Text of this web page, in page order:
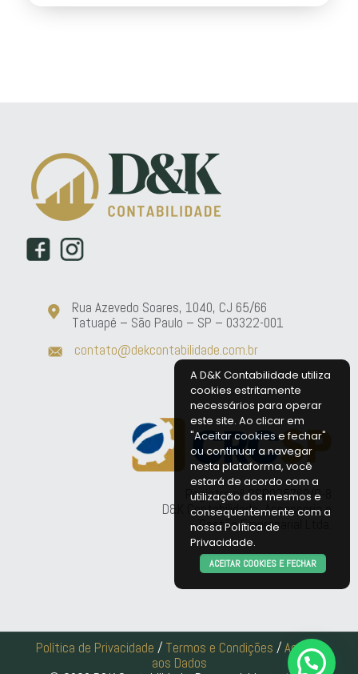
Rua Azevedo Soares, 1040, CJ 65/66
Tatuapé – São Paulo – SP – 03322-001
contato@dekcontabilidade.com.br
Registro nº 2SP025760/O-8
D&K Contabilidade, Assessoria e
Gestão Empresarial Ltda.
Política de Privacidade / Termos e Condições /Acesso
aos Dados
A D&K Contabilidade utiliza
cookies estritamente
necessários para operar
este site. Ao clicar em
"Aceitar cookies e fechar"
ou continuar a navegar
nesta plataforma, você
estará de acordo com a
utilização dos mesmos e
consequentemente com a
nossa Política de
Privacidade.
ACEITAR COOKIES E FECHAR